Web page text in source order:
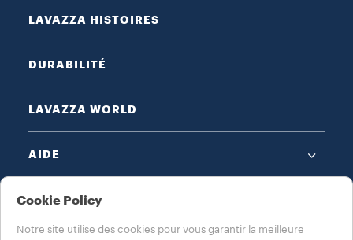
LAVAZZA HISTOIRES
DURABILITÉ
LAVAZZA WORLD
AIDE
NOTES LÉGALES
Cookie Policy
Notre site utilise des cookies pour vous garantir la meilleure